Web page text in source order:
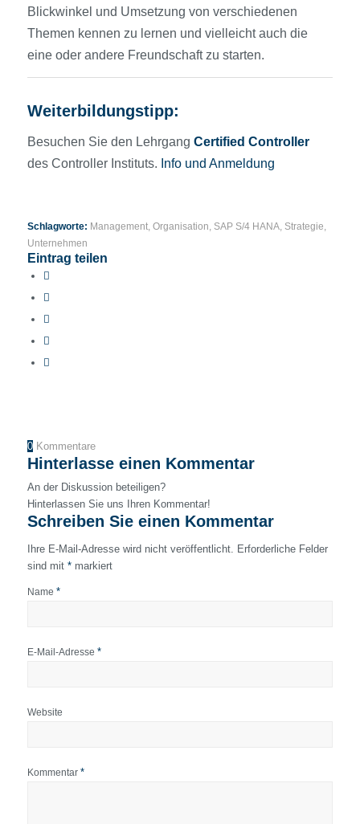
Blickwinkel und Umsetzung von verschiedenen
Themen kennen zu lernen und vielleicht auch die
eine oder andere Freundschaft zu starten.
Weiterbildungstipp:
Besuchen Sie den Lehrgang Certified Controller
des Controller Instituts. Info und Anmeldung
Schlagworte: Management, Organisation SAP S/4 HANA, Strategie
Unternehmen
Eintrag teilen
0 Kommentare
Hinterlasse einen Kommentar
An der Diskussion beteiligen?
Hinterlassen Sie uns Ihren Kommentar!
Schreiben Sie einen Kommentar
Ihre E-Mail-Adresse wird nicht veröffentlicht.
Erforderliche Felder
sind mit *markiert
Name *
E-Mail-Adresse *
Website
Kommentar *